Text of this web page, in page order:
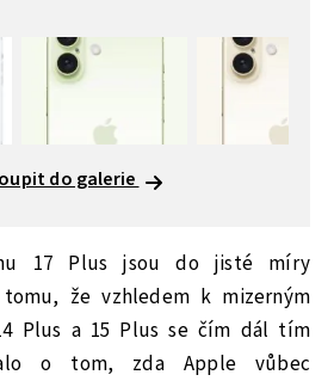
do galerie
17 Plus jsou do jisté míry
že vzhledem k mizerným
Plus a 15 Plus se čím dál tím
o tom, zda Apple vůbec